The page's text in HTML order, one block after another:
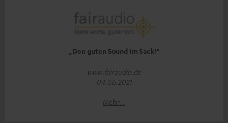
„Den guten Sound im Sack!“
www.fairaudio.de
04.06.2021
Mehr...